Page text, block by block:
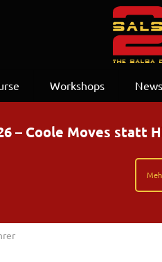
Workshops News
– Coole Moves